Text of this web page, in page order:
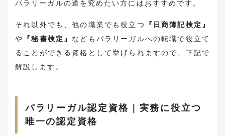
パラリーガルの道を究めたい方にはおすすめです。
それ以外でも、他の職業でも役立つ
『日商簿記検定』
や
『秘書検定』 などもパラリーガルへの転職で役立て
ることができる資格として挙げられますので、下記で
解説します。
パラリーガル認定資格｜実務に役立つ
唯一の認定資格